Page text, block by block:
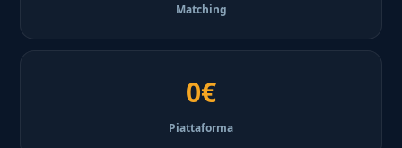
Matching
0€
Piattaforma